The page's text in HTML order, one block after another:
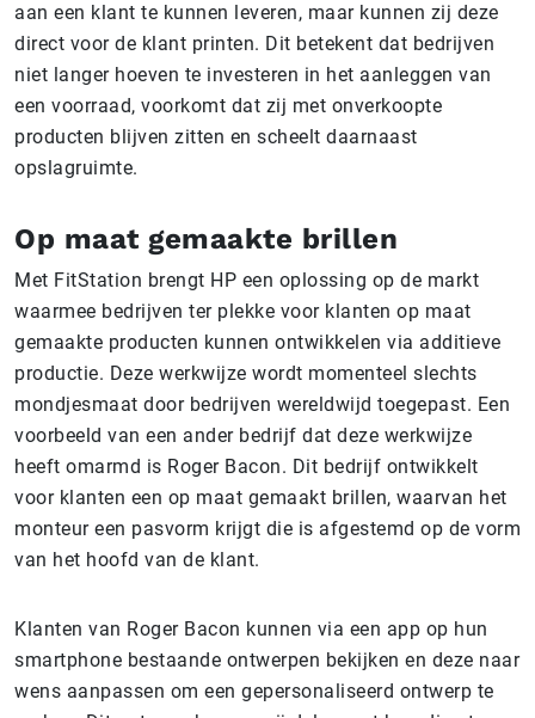
aan een klant te kunnen leveren, maar kunnen zij deze
direct voor de klant printen. Dit betekent dat bedrijven
niet langer hoeven te investeren in het aanleggen van
een voorraad, voorkomt dat zij met onverkoopte
producten blijven zitten en scheelt daarnaast
opslagruimte.
Op maat gemaakte brillen
Met FitStation brengt HP een oplossing op de markt
waarmee bedrijven ter plekke voor klanten op maat
gemaakte producten kunnen ontwikkelen via additieve
productie. Deze werkwijze wordt momenteel slechts
mondjesmaat door bedrijven wereldwijd toegepast. Een
voorbeeld van een ander bedrijf dat deze werkwijze
heeft omarmd is Roger Bacon. Dit bedrijf ontwikkelt
voor klanten een op maat gemaakt brillen, waarvan het
monteur een pasvorm krijgt die is afgestemd op de vorm
van het hoofd van de klant.
Klanten van Roger Bacon kunnen via een app op hun
smartphone bestaande ontwerpen bekijken en deze naar
wens aanpassen om een gepersonaliseerd ontwerp te